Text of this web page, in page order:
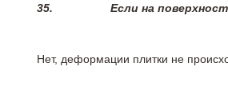
35. Если на
Нет, деформации плитки не